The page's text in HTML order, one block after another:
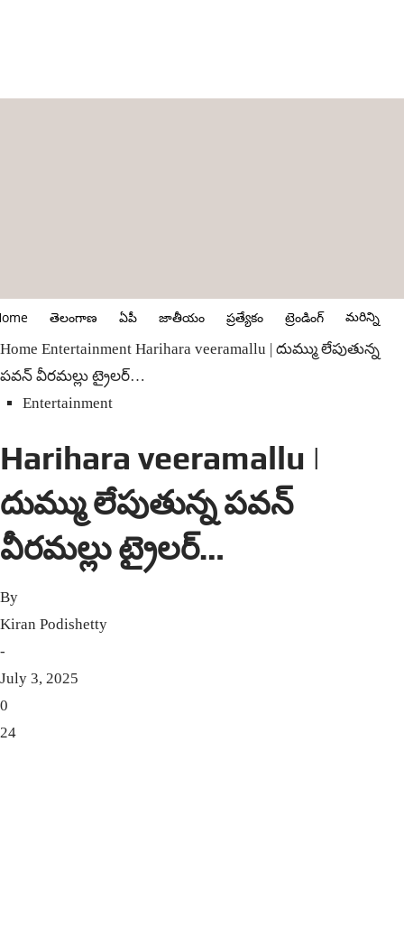
తెలంగాణ ఏపీ జాతీయం ప్రత్యేకం ట్రెండింగ్
మరిన్ని
Home Entertainment Harihara veeramallu | దుమ్ము లేపుతున్న
పవన్ వీరమల్లు ట్రైలర్…
Entertainment
Harihara veeramallu |
దుమ్ము లేపుతున్న పవన్
వీరమల్లు ట్రైలర్…
By
Kiran Podishetty
-
July 3, 2025
0
24